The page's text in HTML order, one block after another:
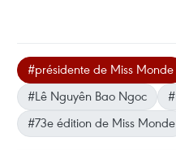
#présidente de Miss Monde
#Lê Nguyên Bao Ngoc
#73e édition de Miss Monde